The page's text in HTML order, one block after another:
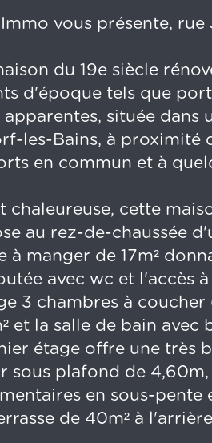
vous présente,
du 19e siècle
d'époque tels que
située dans
les-Bains, à proximité
en commun et à
chaleureuse, cette
au rez-de-chaussée
à manger de 17m²
avec wc et l'accès
3 chambres à coucher
et la salle de bain avec
étage offre une très
sous plafond de
en sous-pente
de 40m² à